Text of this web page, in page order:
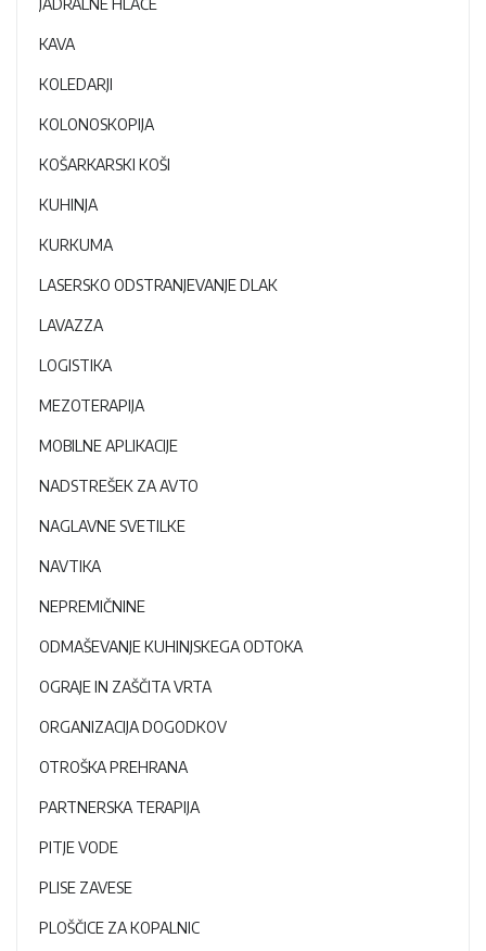
JADRALNE HLAČE
KAVA
KOLEDARJI
KOLONOSKOPIJA
KOŠARKARSKI KOŠI
KUHINJA
KURKUMA
LASERSKO ODSTRANJEVANJE DLAK
LAVAZZA
LOGISTIKA
MEZOTERAPIJA
MOBILNE APLIKACIJE
NADSTREŠEK ZA AVTO
NAGLAVNE SVETILKE
NAVTIKA
NEPREMIČNINE
ODMAŠEVANJE KUHINJSKEGA ODTOKA
OGRAJE IN ZAŠČITA VRTA
ORGANIZACIJA DOGODKOV
OTROŠKA PREHRANA
PARTNERSKA TERAPIJA
PITJE VODE
PLISE ZAVESE
PLOŠČICE ZA KOPALNIC